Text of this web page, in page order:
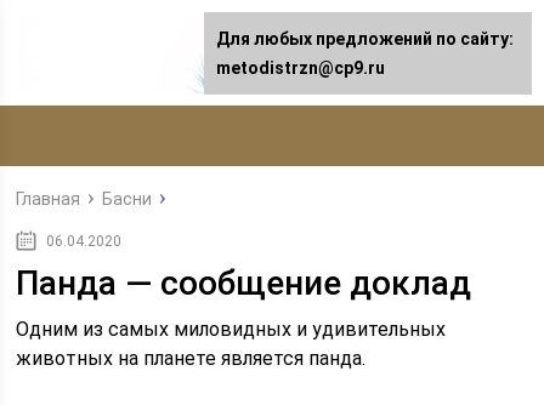
Главная Басни
06.04.2020
Панда — сообщение доклад
Одним из самых миловидных и удивительных
животных на планете является панда.
Для любых предложений по сайту:
metodistrzn@cp9.ru